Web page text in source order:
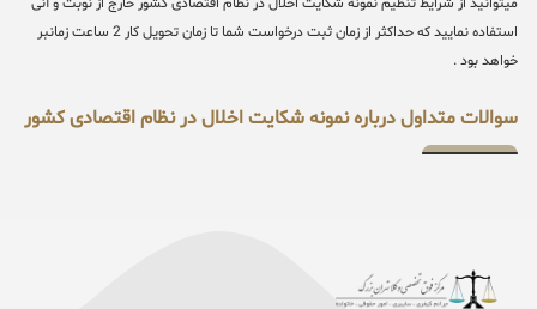
استفاده نمایید که حداکثر از زمان ثبت درخواست شما تا زمان تحویل کار 2 ساعت زمانبر
خواهد بود .
سوالات متداول درباره نمونه شکایت اخلال در نظام اقتصادی کشور